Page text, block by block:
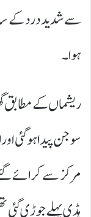
سے شدید درد کے
ہوا۔
ریشماں کے مطابق
سوجن پیدا ہوگئی
مرکز سے کرائے
ہڈی پہلے جوڑی گئی